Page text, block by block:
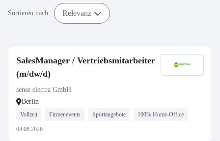
Sortieren nach: Relevanz
SalesManager / Vertriebsmitarbeiter
(m/dw/d)
sense electra GmbH
Berlin
Vollzeit Firmenevents Sportangebote 100% Home-Office
04.08.2026